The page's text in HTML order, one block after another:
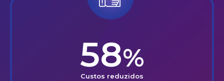
58%
Custos reduzidos